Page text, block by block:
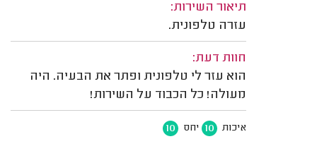
תיאור השירות:
עזרה טלפונית.
חוות דעת:
הוא עזר לי טלפונית ופתר את הבעיה. היה
מעולה! כל הכבוד על השירות!
איכות 10 יחס 10